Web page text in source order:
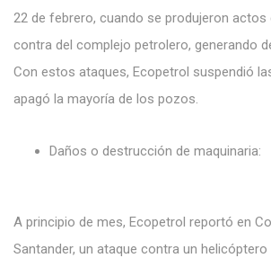
22 de febrero, cuando se produjeron actos
contra del complejo petrolero, generando
Con estos ataques, Ecopetrol suspendió
apagó la mayoría de los pozos.
Daños o destrucción de maquinaria:
A principio de mes, Ecopetrol reportó en
Santander, un ataque contra un